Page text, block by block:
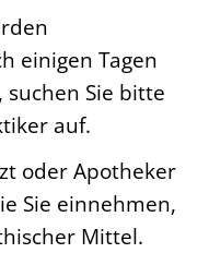
einigen Tagen
Sie bitte
auf.
oder Apotheker
Sie einnehmen,
Mittel.